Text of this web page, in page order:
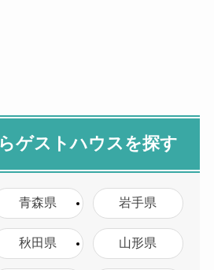
ゲストハウスを探す
青森県 岩手県
秋田県 山形県